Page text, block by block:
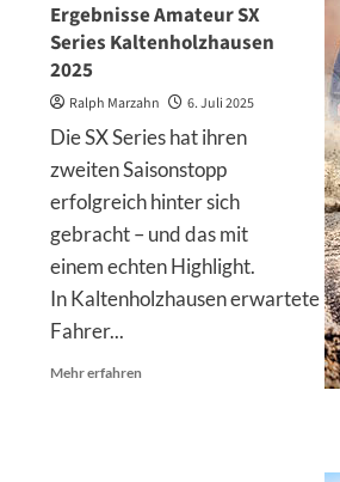
Ergebnisse Amateur SX
Series Kaltenholzhausen
2025
Ralph Marzahn 6. Juli 2025
Die SX Series hat ihren
zweiten Saisonstopp
erfolgreich hinter sich
gebracht – und das mit
einem echten Highlight.
In Kaltenholzhausen erwartete
Fahrer...
Mehr erfahrenMehr